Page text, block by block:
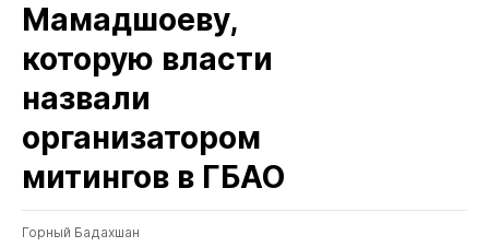
Мамадшоеву,
которую власти
назвали
организатором
митингов в ГБАО
Горный Бадахшан